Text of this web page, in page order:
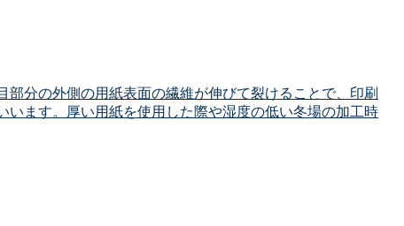
分の外側の用紙表面の繊維が伸びて裂けることで、印刷
ます。厚い用紙を使用した際や湿度の低い冬場の加工時